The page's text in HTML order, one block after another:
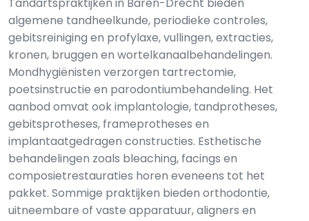
algemene tandheelkunde, periodieke controles,
gebitsreiniging en profylaxe, vullingen, extracties,
kronen, bruggen en wortelkanaalbehandelingen.
Mondhygiënisten verzorgen tartrectomie,
poetsinstructie en parodontiumbehandeling. Het
aanbod omvat ook implantologie, tandprotheses,
gebitsprotheses, frameprotheses en
implantaatgedragen constructies. Esthetische
behandelingen zoals bleaching, facings en
composietrestauraties horen eveneens tot het
pakket. Sommige praktijken bieden orthodontie,
uitneembare of vaste apparatuur, aligners en